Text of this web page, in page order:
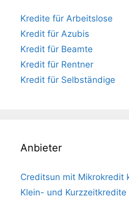
Kredite für Arbeitslose
Kredit für Azubis
Kredit für Beamte
Kredit für Rentner
Kredit für Selbständige
Anbieter
Creditsun mit Mikrokredit
Klein- und Kurzzeitkredite